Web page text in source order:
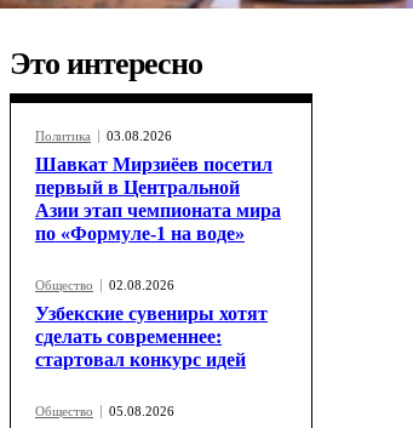
Это интересно
Политика 03.08.2026
Шавкат Мирзиёев посетил
первый в Центральной
Азии этап чемпионата мира
по «Формуле-1 на воде»
Общество 02.08.2026
Узбекские сувениры хотят
сделать современнее:
стартовал конкурс идей
Общество 05.08.2026